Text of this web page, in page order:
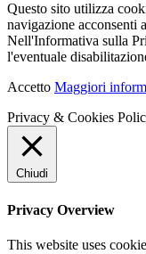
Questo sito utilizza
navigazione acconsenti
Nell'Informativa sulla
l'eventuale
Accetto Maggiori
Privacy & Cookies
Chiudi
Privacy Overview
This website uses